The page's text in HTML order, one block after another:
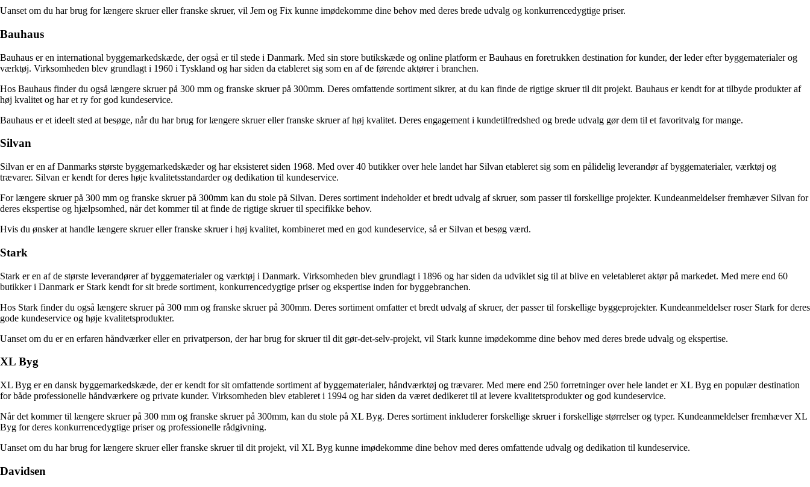
Uanset om du har brug for længere skruer eller franske skruer, vil Jem og Fix kunne imødekomme dine behov med deres brede udvalg og konkurrencedygtige priser.
Bauhaus
Bauhaus er en international byggemarkedskæde, der også er til stede i Danmark. Med sin store butikskæde og online platform er Bauhaus en foretrukken destination for kunder, der leder efter byggematerialer og
værktøj. Virksomheden blev grundlagt i 1960 i Tyskland og har siden da etableret sig som en af de førende aktører i branchen.
Hos Bauhaus finder du også længere skruer på 300 mm og franske skruer på 300mm. Deres omfattende sortiment sikrer, at du kan finde de rigtige skruer til dit projekt. Bauhaus er kendt for at tilbyde produkter af
høj kvalitet og har et ry for god kundeservice.
Bauhaus er et ideelt sted at besøge, når du har brug for længere skruer eller franske skruer af høj kvalitet. Deres engagement i kundetilfredshed og brede udvalg gør dem til et favoritvalg for mange.
Silvan
Silvan er en af Danmarks største byggemarkedskæder og har eksisteret siden 1968. Med over 40 butikker over hele landet har Silvan etableret sig som en pålidelig leverandør af byggematerialer, værktøj og
trævarer. Silvan er kendt for deres høje kvalitetsstandarder og dedikation til kundeservice.
For længere skruer på 300 mm og franske skruer på 300mm kan du stole på Silvan. Deres sortiment indeholder et bredt udvalg af skruer, som passer til forskellige projekter. Kundeanmeldelser fremhæver Silvan for
deres ekspertise og hjælpsomhed, når det kommer til at finde de rigtige skruer til specifikke behov.
Hvis du ønsker at handle længere skruer eller franske skruer i høj kvalitet, kombineret med en god kundeservice, så er Silvan et besøg værd.
Stark
Stark er en af de største leverandører af byggematerialer og værktøj i Danmark. Virksomheden blev grundlagt i 1896 og har siden da udviklet sig til at blive en veletableret aktør på markedet. Med mere end 60
butikker i Danmark er Stark kendt for sit brede sortiment, konkurrencedygtige priser og ekspertise inden for byggebranchen.
Hos Stark finder du også længere skruer på 300 mm og franske skruer på 300mm. Deres sortiment omfatter et bredt udvalg af skruer, der passer til forskellige byggeprojekter. Kundeanmeldelser roser Stark for deres
gode kundeservice og høje kvalitetsprodukter.
Uanset om du er en erfaren håndværker eller en privatperson, der har brug for skruer til dit gør-det-selv-projekt, vil Stark kunne imødekomme dine behov med deres brede udvalg og ekspertise.
XL Byg
XL Byg er en dansk byggemarkedskæde, der er kendt for sit omfattende sortiment af byggematerialer, håndværktøj og trævarer. Med mere end 250 forretninger over hele landet er XL Byg en populær destination
for både professionelle håndværkere og private kunder. Virksomheden blev etableret i 1994 og har siden da været dedikeret til at levere kvalitetsprodukter og god kundeservice.
Når det kommer til længere skruer på 300 mm og franske skruer på 300mm, kan du stole på XL Byg. Deres sortiment inkluderer forskellige skruer i forskellige størrelser og typer. Kundeanmeldelser fremhæver XL
Byg for deres konkurrencedygtige priser og professionelle rådgivning.
Uanset om du har brug for længere skruer eller franske skruer til dit projekt, vil XL Byg kunne imødekomme dine behov med deres omfattende udvalg og dedikation til kundeservice.
Davidsen